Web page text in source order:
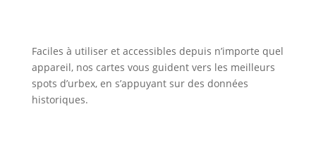
Faciles à utiliser et accessibles depuis n’importe quel
appareil, nos cartes vous guident vers les meilleurs
spots d’urbex, en s’appuyant sur des données
historiques.